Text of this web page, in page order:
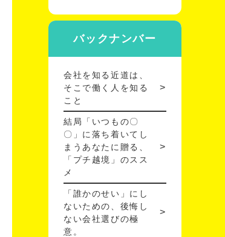
バックナンバー
会社を知る近道は、
そこで働く人を知る
こと
結局「いつもの〇
〇」に落ち着いてし
まうあなたに贈る、
「プチ越境」のスス
メ
「誰かのせい」にし
ないための、後悔し
ない会社選びの極
意。